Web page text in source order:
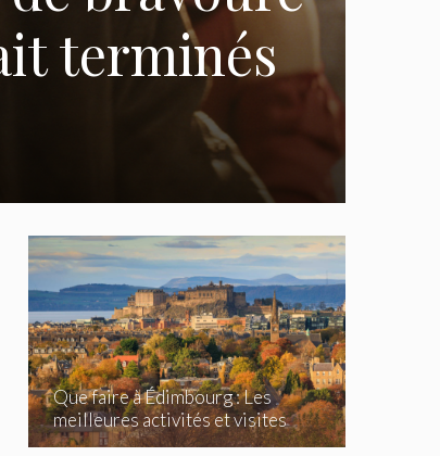
terminés
Que faire à Édimbourg : Les
meilleures activités et visites
incontournables